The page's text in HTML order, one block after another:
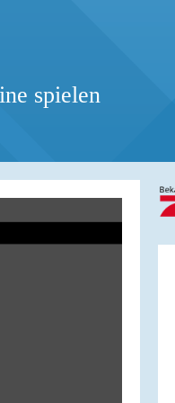
spielen